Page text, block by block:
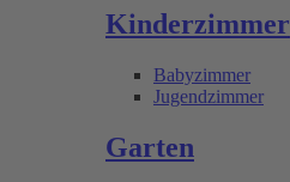
Kinderzimmer
Babyzimmer
Jugendzimmer
Garten